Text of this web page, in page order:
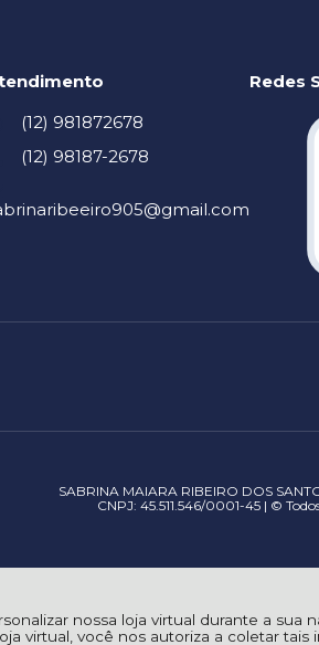
nossa loja virtual durante a sua
virtual, você nos autoriza a coletar tais
(12) 981872678
(12) 98187-2678
Redes
SABRINA MAIARA RIBEIRO DOS
CNPJ: 45.511.546/0001-45 | ©